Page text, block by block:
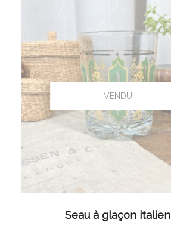
LIRE LA SUITE
Seau à glaçon italien